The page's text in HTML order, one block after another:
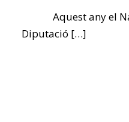
Aquest any el
Diputació […]